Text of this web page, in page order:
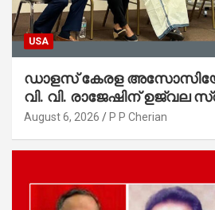
USA
ഡാളസ് കേരള
August 6, 2026 P P Cherian